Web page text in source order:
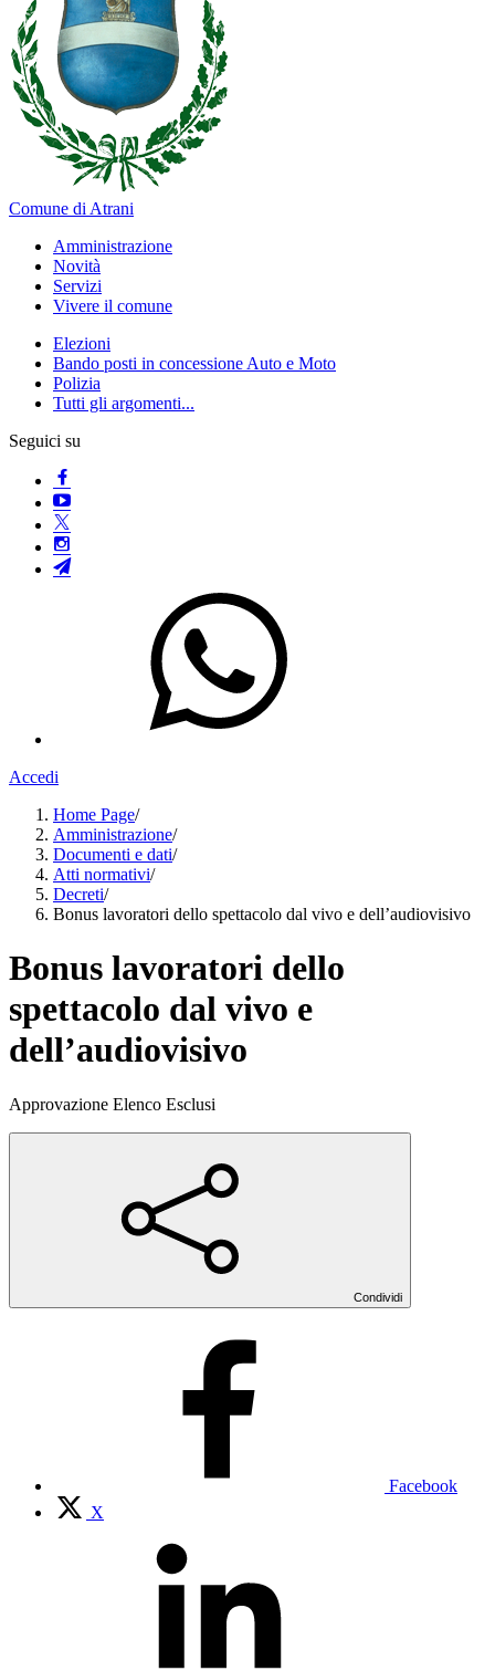
Comune di Atrani
Amministrazione
Novità
Servizi
Vivere il comune
Elezioni
Bando posti in concessione Auto e Moto
Polizia
Tutti gli argomenti...
Seguici su
Accedi
Home Page/
Amministrazione/
Documenti e dati/
Atti normativi/
Decreti/
Bonus lavoratori dello spettacolo dal vivo e dell’audiovisivo
Bonus lavoratori dello
spettacolo dal vivo e
dell’audiovisivo
Approvazione Elenco Esclusi
Condividi
Facebook
X